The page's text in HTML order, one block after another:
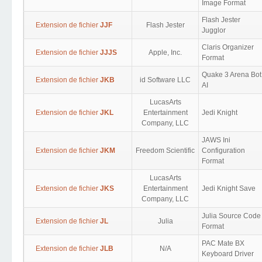
Image Format
Extension de fichier JJF Flash Jester
Flash Jester
Jugglor
Extension de fichier JJJS Apple, Inc.
Claris Organizer
Format
Extension de fichier JKB id Software LLC
Quake 3 Arena Bot
AI
Extension de fichier JKL
LucasArts
Entertainment
Company, LLC
Jedi Knight
Extension de fichier JKM Freedom Scientific
JAWS Ini
Configuration
Format
Extension de fichier JKS
LucasArts
Entertainment
Company, LLC
Jedi Knight Save
Extension de fichier JL Julia
Julia Source Code
Format
Extension de fichier JLB N/A
PAC Mate BX
Keyboard Driver